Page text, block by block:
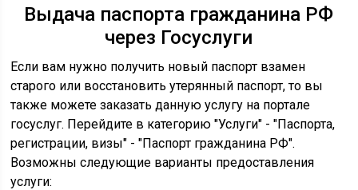
Выдача паспорта гражданина РФ
через Госуслуги
Если вам нужно получить новый паспорт взамен
старого или восстановить утерянный паспорт, то вы
также можете заказать данную услугу на портале
госуслуг. Перейдите в категорию "Услуги" - "Паспорта,
регистрации, визы" - "Паспорт гражданина РФ".
Возможны следующие варианты предоставления
услуги: